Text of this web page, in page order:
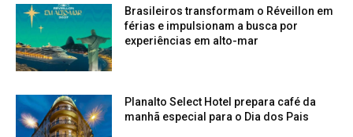
Brasileiros transformam o Réveillon em
férias e impulsionam a busca por
experiências em alto-mar
Planalto Select Hotel prepara café da
manhã especial para o Dia dos Pais